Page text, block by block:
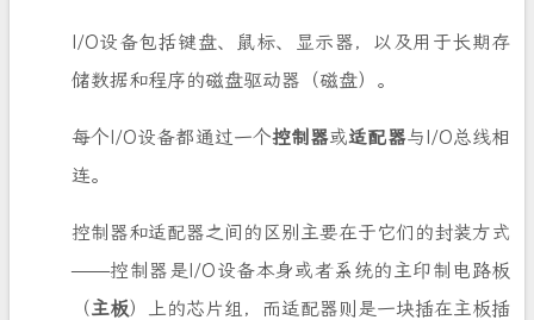
I/O设备包括键盘、鼠标、显示器，以及用于长期存
储数据和程序的磁盘驱动器（磁盘）。
每个I/O设备都通过一个控制器或适配器与I/O总线相
连。
控制器和适配器之间的区别主要在于它们的封装方式
——控制器是I/O设备本身或者系统的主印制电路板
（主板）上的芯片组，而适配器则是一块插在主板插